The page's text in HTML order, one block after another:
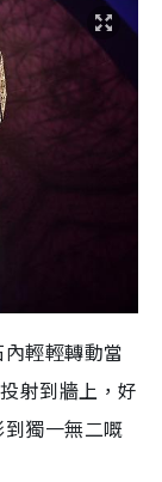
輕輕轉動當
射到牆上，好
獨一無二嘅